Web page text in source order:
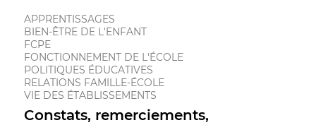
APPRENTISSAGES
BIEN-ÊTRE DE L'ENFANT
FCPE
FONCTIONNEMENT DE L'ÉCOLE
POLITIQUES ÉDUCATIVES
RELATIONS FAMILLE-ÉCOLE
VIE DES ÉTABLISSEMENTS
Constats, remerciements,